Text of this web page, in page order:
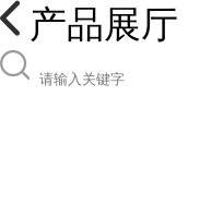
产品展厅